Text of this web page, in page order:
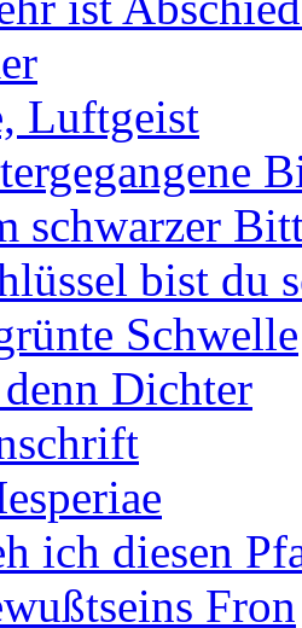
Luftgeist
schwarzer
bist du
Schwelle
Dichter
ich diesen
Fron